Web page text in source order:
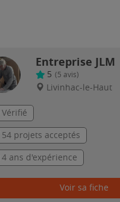
Entreprise JLM
5 (5 avis)
Livinhac-le-Haut
Vérifié
54 projets acceptés
4 ans d'expérience
Voir sa fiche